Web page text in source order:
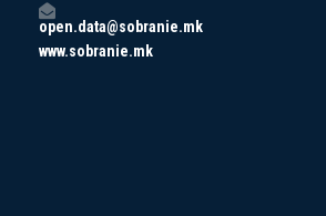
open.data@sobranie.mk
www.sobranie.mk